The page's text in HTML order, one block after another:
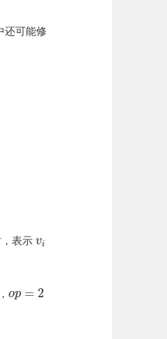
还可能修
表示 vi
，op = 2